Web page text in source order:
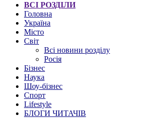
ВСІ РОЗДІЛИ
Головна
Україна
Місто
Світ
Всі новини розділу
Росія
Бізнес
Наука
Шоу-бізнес
Спорт
Lifestyle
БЛОГИ ЧИТАЧІВ